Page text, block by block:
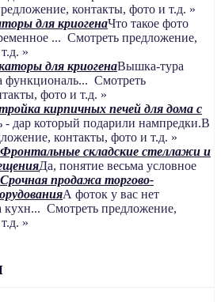
контакты, фото и т.д. »
для криогенаЧто такое фото
... Смотреть предложение,
»
для криогенаВышка-тура
функциональ... Смотреть
фото и т.д. »
кирпичных печей для дома с
- дар который подарили нампредки.В
контакты, фото и т.д. »
Фронтальные складские стеллажи и
Да, понятие весьма условное
Срочная продажа торгово-
А фоток у вас нет
кухн... Смотреть предложение,
»